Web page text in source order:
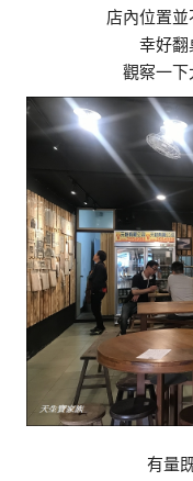
店內位置並
幸好翻
觀察一下
有量